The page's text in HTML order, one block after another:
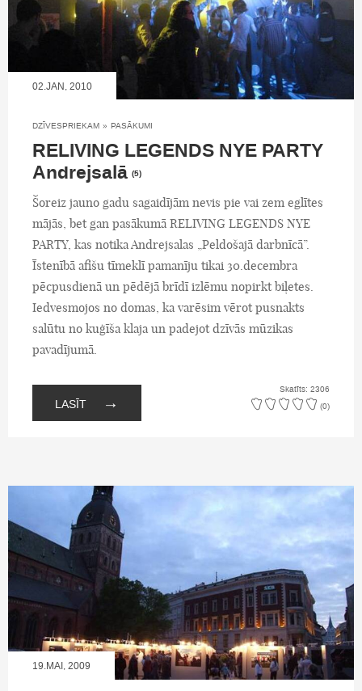
02.JAN, 2010
DZĪVESPRIEKAM » PASĀKUMI
RELIVING LEGENDS NYE PARTY
Andrejsalā (5)
Šoreiz jauno gadu sagaidījām nevis pie vai zem eglītes
mājās, bet gan pasākumā RELIVING LEGENDS NYE
PARTY, kas notika Andrejsalas „Peldošajā darbnīcā”.
Īstenībā afišu tīmeklī pamanīju tikai 30.decembra
pēcpusdienā un pēdējā brīdī izlēmu nopirkt biļetes.
Iedvesmojos no domas, ka varēsim vērot pusnakts
salūtu no kuģīša klaja un padejot dzīvās mūzikas
pavadījumā.
LASĪT →
Skatīts: 2306
(0)
19.MAI, 2009